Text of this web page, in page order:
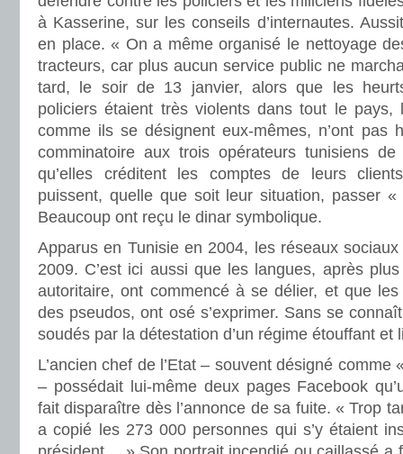
à Kasserine, sur les conseils d’internautes.
en place. « On a même organisé le nettoyage
tracteurs, car plus aucun service public ne
tard, le soir de 13 janvier, alors que les
policiers étaient très violents dans tout le pays,
comme ils se désignent eux-mêmes, n’ont pas
comminatoire aux trois opérateurs tunisiens
qu’elles créditent les comptes de leurs
puissent, quelle que soit leur situation, passer
Beaucoup ont reçu le dinar symbolique.
Apparus en Tunisie en 2004, les réseaux
2009. C’est ici aussi que les langues, après
autoritaire, ont commencé à se délier, et que
des pseudos, ont osé s’exprimer. Sans se
soudés par la détestation d’un régime étouffant et
L’ancien chef de l’Etat – souvent désigné
– possédait lui-même deux pages Facebook
fait disparaître dès l’annonce de sa fuite. « Trop
a copié les 273 000 personnes qui s’y étaient